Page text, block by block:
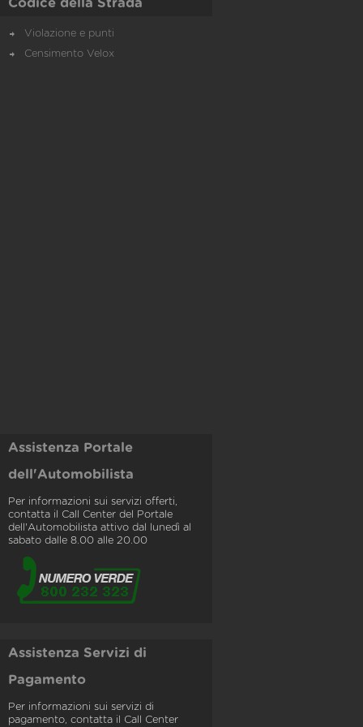
Codice della Strada
Violazione e punti
Censimento Velox
Assistenza Portale
dell'Automobilista
Per informazioni sui servizi offerti,
contatta il Call Center del Portale
dell'Automobilista attivo dal lunedì al
sabato dalle 8.00 alle 20.00
Assistenza Servizi di
Pagamento
Per informazioni sui servizi di
pagamento, contatta il Call Center